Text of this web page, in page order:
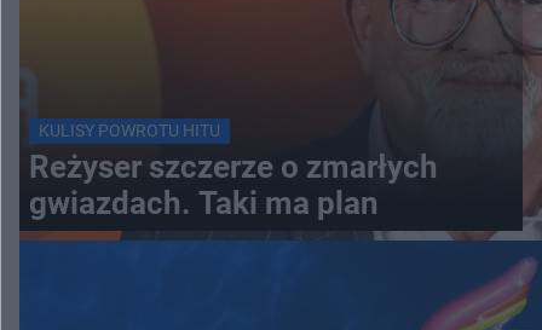
KULISY POWROTU HITU
Reżyser szczerze o zmarłych
gwiazdach. Taki ma plan